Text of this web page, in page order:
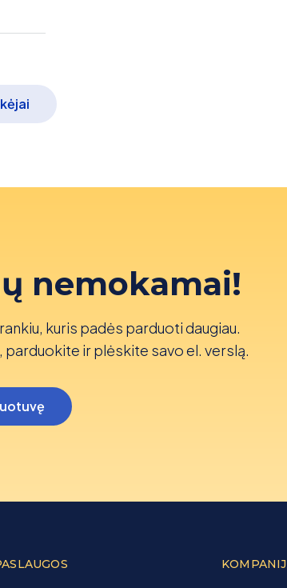
nemokamai!
kuris padės parduoti daugiau.
ir plėskite savo el. verslą.